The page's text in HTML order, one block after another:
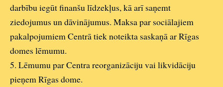
darbību iegūt finanšu līdzekļus, kā arī saņemt
ziedojumus un dāvinājumus. Maksa par sociālajiem
pakalpojumiem Centrā tiek noteikta saskaņā ar Rīgas
domes lēmumu.
5. Lēmumu par Centra reorganizāciju vai likvidāciju
pieņem Rīgas dome.